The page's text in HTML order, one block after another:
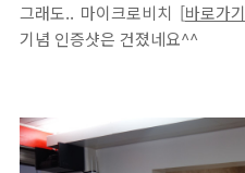
그래도.. 마이크로비치 [바로가기
기념 인증샷은 건졌네요^^